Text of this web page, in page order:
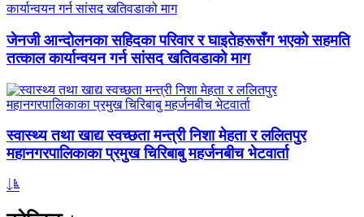
जेनजी आन्दोलनका सहिदका परिवार र घाइतेहरूसँग भएको सहमति
तत्काल कार्यान्वयन गर्न सांसद खतिवडाको माग
स्वास्थ्य तथा खाद्य स्वच्छता मन्त्री निशा मेहता र ललितपुर
महानगरपालिकाका प्रमुख चिरिबाबु महर्जनबीच भेटवार्ता